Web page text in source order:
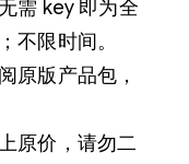
需 key 即为全
不限时间。
原版产品包，
原价，请勿二